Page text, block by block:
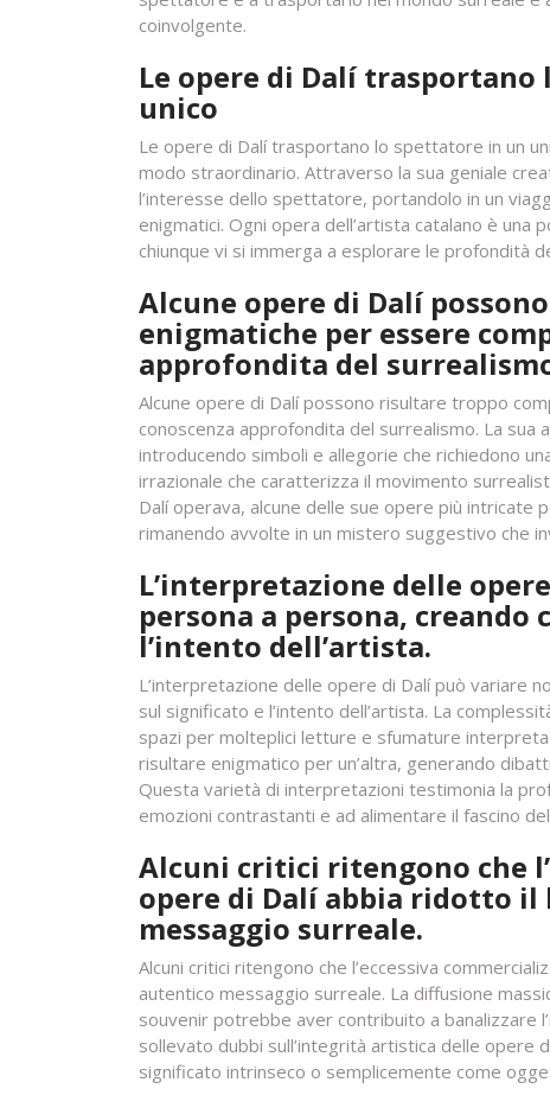
coinvolgente.
Le opere di Dalí
unico
Le opere di Dalí trasportano lo spettatore in un
modo straordinario. Attraverso la sua geniale
l’interesse dello spettatore, portandolo in un
enigmatici. Ogni opera dell’artista catalano è
chiunque vi si immerga a esplorare le profondità
Alcune opere di Dalí
enigmatiche per essere
approfondita del
Alcune opere di Dalí possono risultare troppo
conoscenza approfondita del surrealismo. La
introducendo simboli e allegorie che richiedono
irrazionale che caratterizza il movimento
Dalí operava, alcune delle sue opere più
rimanendo avvolte in un mistero suggestivo che
L’interpretazione delle
persona a persona,
l’intento dell’artista.
L’interpretazione delle opere di Dalí può variare
sul significato e l’intento dell’artista. La
spazi per molteplici letture e sfumature
risultare enigmatico per un’altra, generando
Questa varietà di interpretazioni testimonia la
emozioni contrastanti e ad alimentare il fascino
Alcuni critici ritengono che
opere di Dalí abbia ridotto
messaggio surreale.
Alcuni critici ritengono che l’eccessiva
autentico messaggio surreale. La diffusione
souvenir potrebbe aver contribuito a banalizzare
sollevato dubbi sull’integrità artistica delle opere
significato intrinseco o semplicemente come